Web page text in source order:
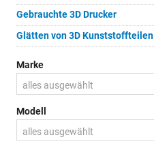
Gebrauchte 3D Drucker
Glätten von 3D Kunststoffteilen
Marke
alles ausgewählt
Modell
alles ausgewählt